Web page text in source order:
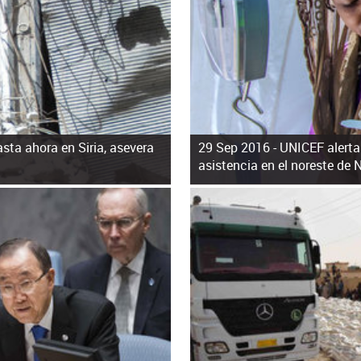
ahora en Siria, asevera 29 Sep 2016 -UNICEF
asistencia en el noreste de